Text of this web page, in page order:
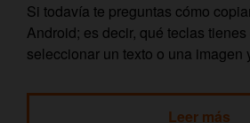
Si todavía te preguntas cómo
Android; es decir, qué teclas
seleccionar un texto o una imagen
Leer más